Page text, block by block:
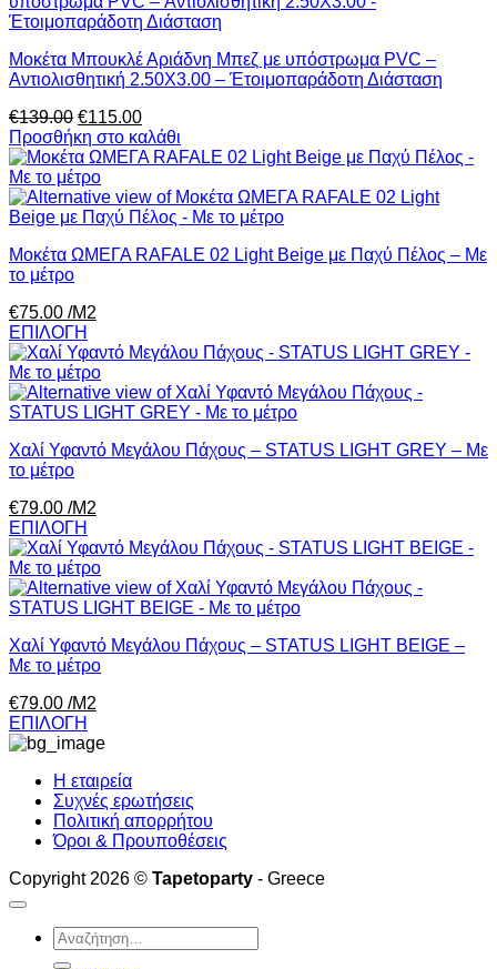
Μοκέτα Μπουκλέ Αριάδνη Μπεζ με υπόστρωμα PVC –
Αντιολισθητική 2.50Χ3.00 – Έτοιμοπαράδοτη Διάσταση
€139.00 Original
price
was:
€139.00.
€115.00Η
τρέχουσα
τιμή
€115.00.
Προσθήκη στο καλάθι
Μοκέτα ΩΜΕΓΑ RAFALE 02 Light Beige με Παχύ Πέλος – Με
το μέτρο
€75.00 /Μ2
ΕΠΙΛΟΓΗ
Χαλί Υφαντό Μεγάλου Πάχους – STATUS LIGHT GREY – Με
το μέτρο
€79.00 /Μ2
ΕΠΙΛΟΓΗ
Χαλί Υφαντό Μεγάλου Πάχους – STATUS LIGHT BEIGE –
Με το μέτρο
€79.00 /Μ2
ΕΠΙΛΟΓΗ
Η εταιρεία
Συχνές ερωτήσεις
Πολιτική απορρήτου
Όροι & Προυποθέσεις
Copyright 2026 © Tapetoparty - Greece
Αναζήτηση
για: